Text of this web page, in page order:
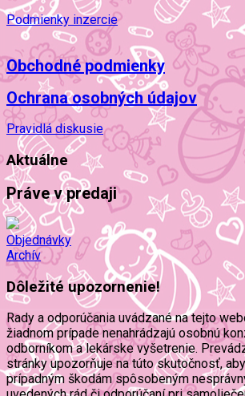
Podmienky inzercie
Obchodné podmienky
Ochrana osobných údajov
Pravidlá diskusie
Aktuálne
Práve v predaji
Objednávky
Archív
Dôležité upozornenie!
Rady a odporúčania uvádzané na tejto
žiadnom prípade nenahrádzajú osobnú
odborníkom a lekárske vyšetrenie.
stránky upozorňuje na túto skutočnosť,
prípadným škodám spôsobeným